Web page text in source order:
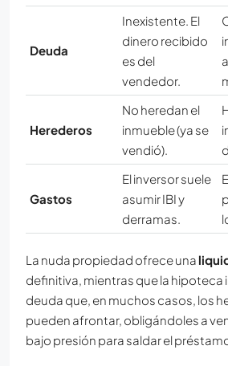
Deuda
Inexistente. El
dinero recibido
es del
vendedor.
Herederos
No heredan el
inmueble (ya se
vendió).
Gastos
El inversor suele
asumir IBI y
derramas.
La nuda propiedad ofrece una
definitiva, mientras que la hipoteca
deuda que, en muchos casos, los
pueden afrontar, obligándoles a
bajo presión para saldar el